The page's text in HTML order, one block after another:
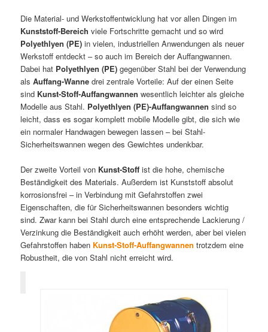
Die Material- und Werkstoffentwicklung hat vor allen Dingen im
Kunststoff-Bereich viele Fortschritte gemacht und so wird
Polyethlyen (PE) in vielen, industriellen Anwendungen als neuer
Werkstoff entdeckt – so auch im Bereich der Auffangwannen.
Dabei hat Polyethlyen (PE) gegenüber Stahl bei der Verwendung
alsAuffang-Wanne drei zentrale Vorteile: Auf der einen Seite
sind Kunst-Stoff-Auffangwannen wesentlich leichter als gleiche
Modelle aus Stahl. Polyethlyen (PE)-Auffangwannen sind so
leicht, dass es sogar komplett mobile Modelle gibt, die sich wie
ein normaler Handwagen bewegen lassen – bei Stahl-
Sicherheitswannen wegen des Gewichtes undenkbar.
Der zweite Vorteil von Kunst-Stoff ist die hohe, chemische
Beständigkeit des Materials. Außerdem ist Kunststoff absolut
korrosionsfrei – in Verbindung mit Gefahrstoffen zwei
Eigenschaften, die für Sicherheitswannen besonders wichtig
sind. Zwar kann bei Stahl durch eine entsprechende Lackierung /
Verzinkung die Beständigkeit auch erhöht werden, aber bei vielen
Gefahrstoffen haben Kunst-Stoff-Auffangwannen trotzdem eine
Robustheit, die von Stahl nicht erreicht wird.